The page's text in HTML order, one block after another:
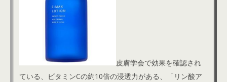
皮膚学会で効果を確認され
ている、ビタミンCの約10倍の浸透力がある、「リン酸ア